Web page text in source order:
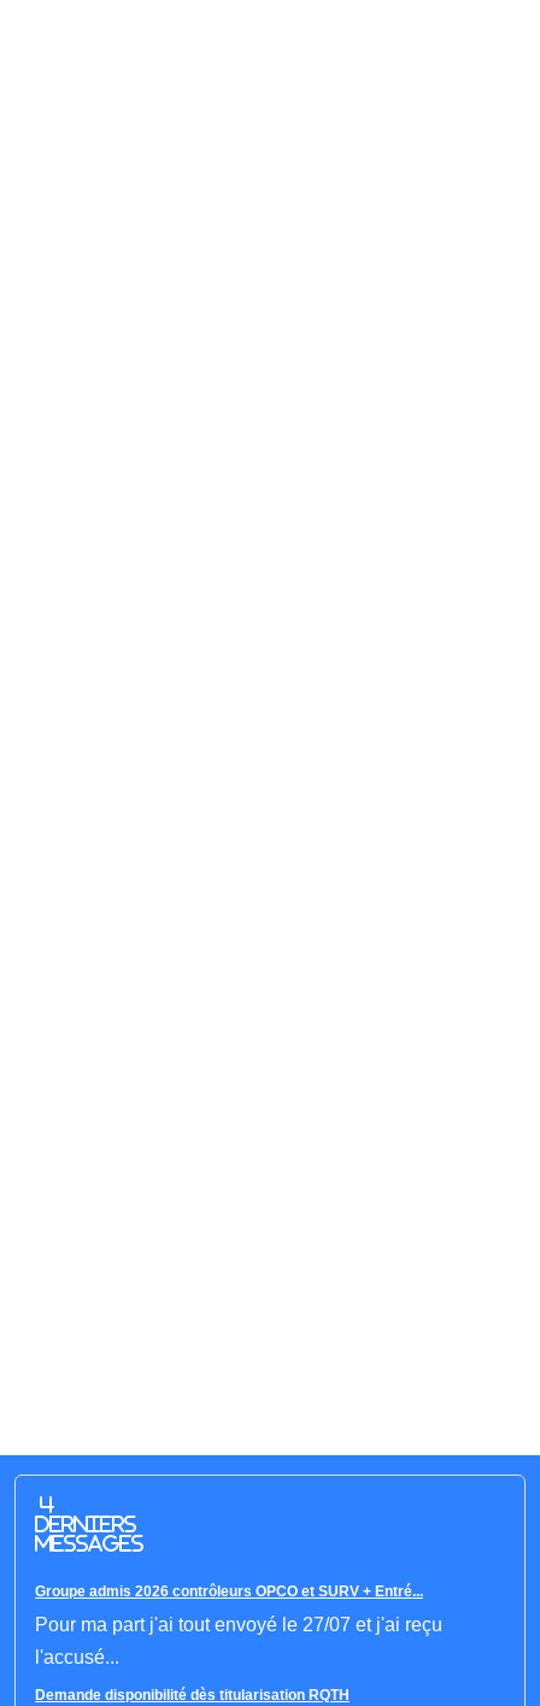
4
derniers
messages
Groupe admis 2026 contrôleurs OPCO et SURV + Entré...
Pour ma part j'ai tout envoyé le 27/07 et j'ai reçu
l'accusé...
Demande disponibilité dès titularisation RQTH